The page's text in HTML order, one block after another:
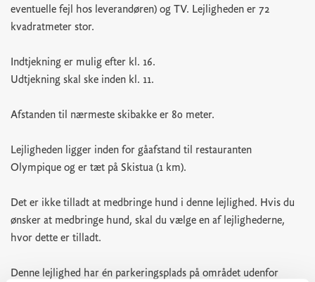
eventuelle fejl hos leverandøren) og TV. Lejligheden er 72
kvadratmeter stor.
Indtjekning er mulig efter kl. 16.
Udtjekning skal ske inden kl. 11.
Afstanden til nærmeste skibakke er 80 meter.
Lejligheden ligger inden for gåafstand til restauranten
Olympique og er tæt på Skistua (1 km).
Det er ikke tilladt at medbringe hund i denne lejlighed. Hvis du
ønsker at medbringe hund, skal du vælge en af lejlighederne,
hvor dette er tilladt.
Denne lejlighed har én parkeringsplads på området udenfor